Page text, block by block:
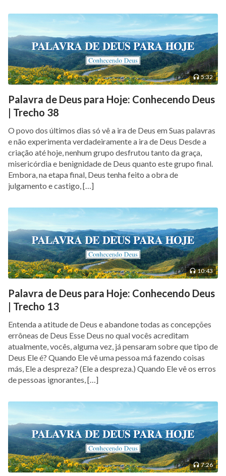
5:32
Palavra de Deus para Hoje: Conhecendo Deus
| Trecho 38
O povo dos últimos dias só vê a ira de Deus em Suas palavras
e não experimenta verdadeiramente a ira de Deus Desde a
criação até hoje, nenhum grupo desfrutou tanto da graça,
misericórdia e benignidade de Deus quanto este grupo final.
Embora, na etapa final, Deus tenha feito a obra de
julgamento e castigo, […]
10:43
Palavra de Deus para Hoje: Conhecendo Deus
| Trecho 13
Entenda a atitude de Deus e abandone todas as concepções
errôneas de Deus Esse Deus no qual vocês acreditam
atualmente, vocês, alguma vez, já pensaram sobre que tipo de
Deus Ele é? Quando Ele vê uma pessoa má fazendo coisas
más, Ele a despreza? (Ele a despreza.) Quando Ele vê os erros
de pessoas ignorantes, […]
7:26